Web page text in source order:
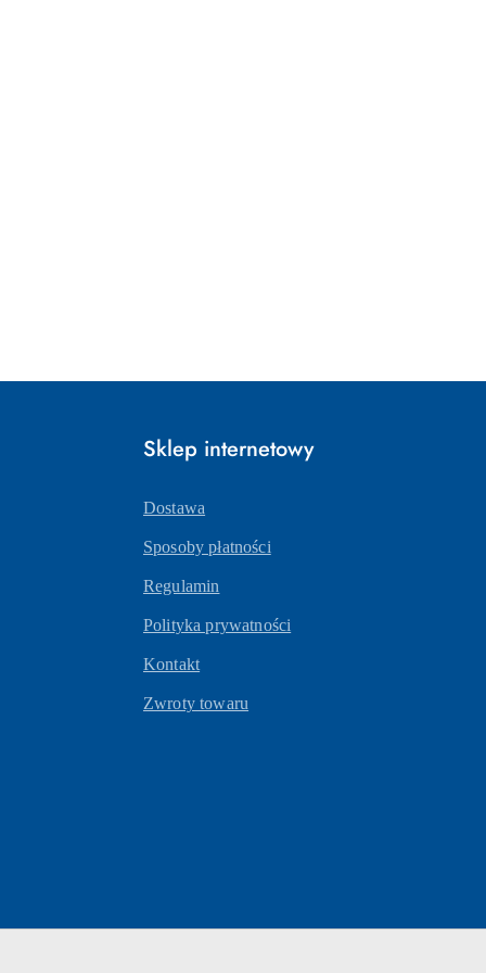
Sklep internetowy
Dostawa
Sposoby płatności
Regulamin
Polityka prywatności
Kontakt
Zwroty towaru